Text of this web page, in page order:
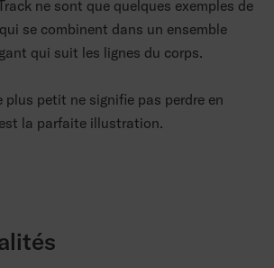
ne sont que quelques exemples de
se combinent dans un ensemble
qui suit les lignes du corps.
plus petit ne signifie pas perdre en
la parfaite illustration.